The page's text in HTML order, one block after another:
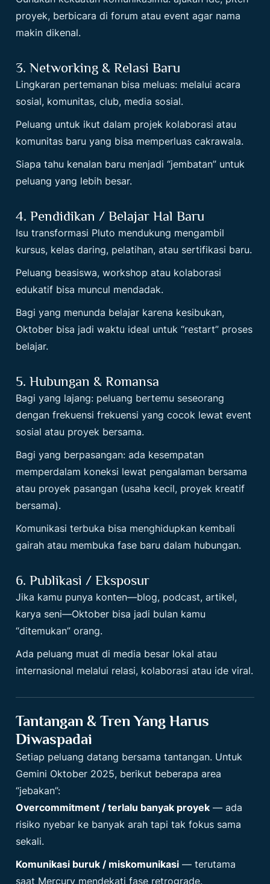
proyek, berbicara di forum atau event agar nama
makin dikenal.
3. Networking & Relasi Baru
Lingkaran pertemanan bisa meluas: melalui acara
sosial, komunitas, club, media sosial.
Peluang untuk ikut dalam projek kolaborasi atau
komunitas baru yang bisa memperluas cakrawala.
Siapa tahu kenalan baru menjadi “jembatan” untuk
peluang yang lebih besar.
4. Pendidikan / Belajar Hal Baru
Isu transformasi Pluto mendukung mengambil
kursus, kelas daring, pelatihan, atau sertifikasi baru.
Peluang beasiswa, workshop atau kolaborasi
edukatif bisa muncul mendadak.
Bagi yang menunda belajar karena kesibukan,
Oktober bisa jadi waktu ideal untuk “restart” proses
belajar.
5. Hubungan & Romansa
Bagi yang lajang: peluang bertemu seseorang
dengan frekuensi frekuensi yang cocok lewat event
sosial atau proyek bersama.
Bagi yang berpasangan: ada kesempatan
memperdalam koneksi lewat pengalaman bersama
atau proyek pasangan (usaha kecil, proyek kreatif
bersama).
Komunikasi terbuka bisa menghidupkan kembali
gairah atau membuka fase baru dalam hubungan.
6. Publikasi / Eksposur
Jika kamu punya konten—blog, podcast, artikel,
karya seni—Oktober bisa jadi bulan kamu
“ditemukan” orang.
Ada peluang muat di media besar lokal atau
internasional melalui relasi, kolaborasi atau ide viral.
Tantangan & Tren Yang Harus
Diwaspadai
Setiap peluang datang bersama tantangan. Untuk
Gemini Oktober 2025, berikut beberapa area
“jebakan”:
Overcommitment / terlalu banyak proyek — ada
risiko nyebar ke banyak arah tapi tak fokus sama
sekali.
Komunikasi buruk / miskomunikasi — terutama
saat Mercury mendekati fase retrograde.